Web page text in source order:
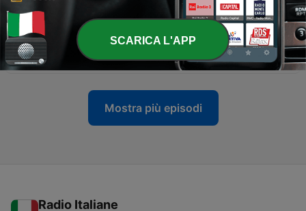
100 - DOMINIQUE PELLECCHIA si ricandida alla guida
della città di Melito
05 Feb 2026
Mostra più episodi
Radio Italiane
SCARICA L'APP